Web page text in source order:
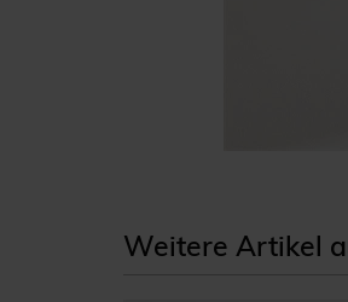
Weitere Artikel